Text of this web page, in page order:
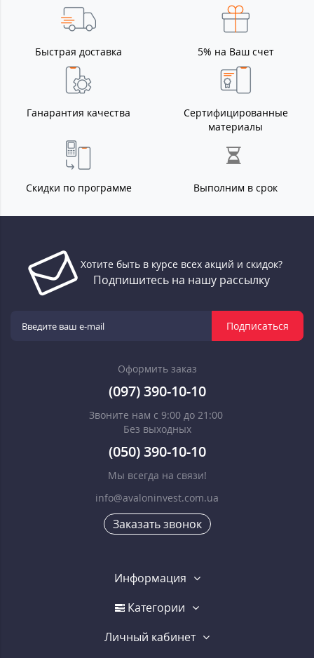
Быстрая доставка 5% на Ваш счет
Ганарантия качества
Сертифицированные
материалы
Скидки по программе Выполним в срок
Хотите быть в курсе всех акций и скидок?
Подпишитесь на нашу рассылку
Подписаться
Оформить заказ
(097) 390-10-10
Звоните нам с 9:00 до 21:00
Без выходных
(050) 390-10-10
Мы всегда на связи!
info@avaloninvest.com.ua
Заказать звонок
Информация
Категории
Личный кабинет